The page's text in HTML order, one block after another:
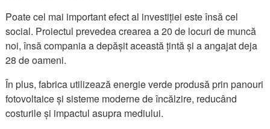
Poate cel mai important efect al investiției este însă cel
social. Proiectul prevedea crearea a 20 de locuri de muncă
noi, însă compania a depășit această țintă și a angajat deja
28 de oameni.
În plus, fabrica utilizează energie verde produsă prin panouri
fotovoltaice și sisteme moderne de încălzire, reducând
costurile și impactul asupra mediului.